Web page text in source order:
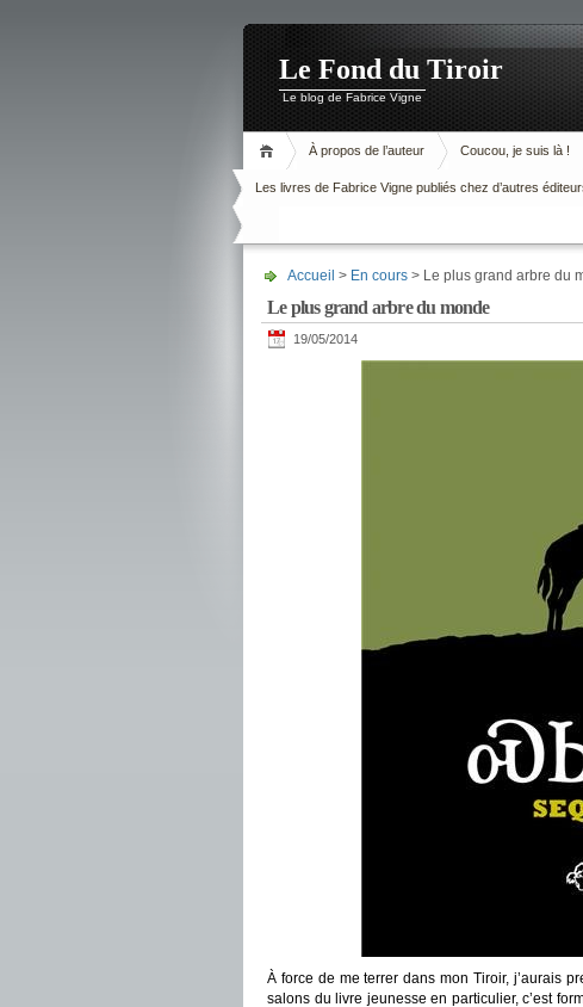
Le Fond du Tiroir
Le blog de Fabrice Vigne
À propos de l’auteur Coucou, je suis là !
Les livres de Fabrice Vigne publiés chez d’autres
Accueil > En cours > Le plus grand arbre du
Le plus grand arbre du monde
19/05/2014
À force de me terrer dans mon Tiroir, j’aurais
salons du livre jeunesse en particulier, c’est